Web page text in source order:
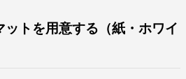
ットを用意する（紙・ホワイ